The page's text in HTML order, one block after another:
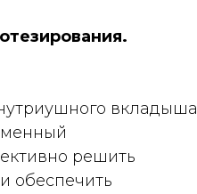
вкладыша
решить
обеспечить